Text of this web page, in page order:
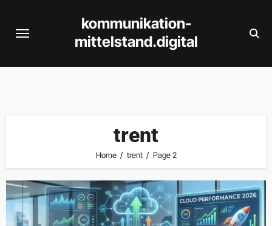
kommunikation-
mittelstand.digital
trent
Home trent Page 2